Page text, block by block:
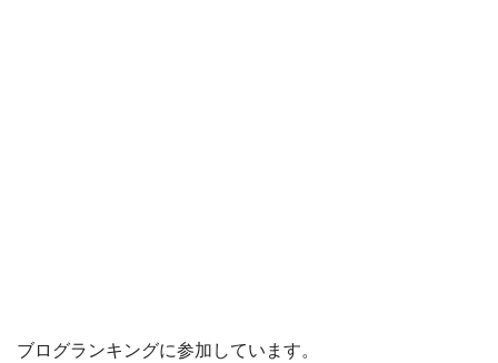
ブログランキングに参加しています。